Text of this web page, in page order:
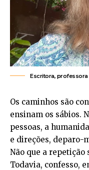
Escritora, professora
Os caminhos são
ensinam os sábios.
pessoas, a
e direções, deparo-
Não que a repetição
Todavia, confesso,